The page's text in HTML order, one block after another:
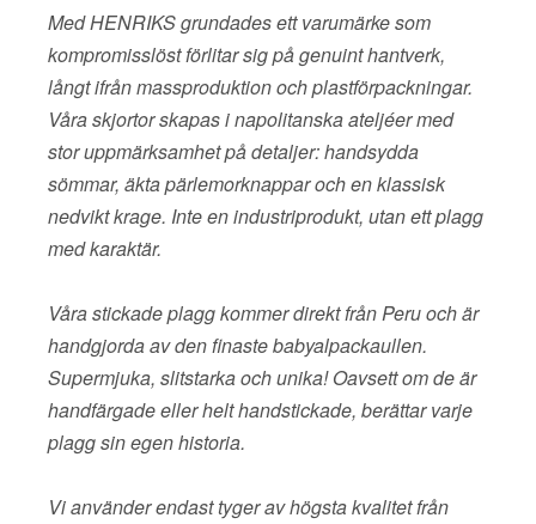
Med HENRIKS grundades ett varumärke som
kompromisslöst förlitar sig på genuint hantverk,
långt ifrån massproduktion och plastförpackningar.
Våra skjortor skapas i napolitanska ateljéer med
stor uppmärksamhet på detaljer: handsydda
sömmar, äkta pärlemorknappar och en klassisk
nedvikt krage. Inte en industriprodukt, utan ett plagg
med karaktär.
Våra stickade plagg kommer direkt från Peru och är
handgjorda av den finaste babyalpackaullen.
Supermjuka, slitstarka och unika! Oavsett om de är
handfärgade eller helt handstickade, berättar varje
plagg sin egen historia.
Vi använder endast tyger av högsta kvalitet från